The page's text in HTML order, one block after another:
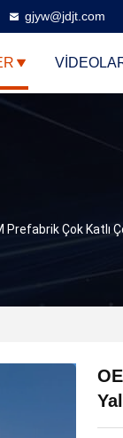
gjyw@jdjt.com
Prefabrik Çok Katlı